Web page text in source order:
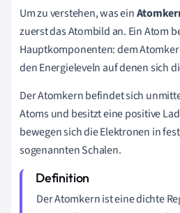
Um zu verstehen, was ein
zuerst das Atombild an. Ein Atom
Hauptkomponenten: dem
den Energieleveln auf denen sich
Der Atomkern befindet sich
Atoms und besitzt eine positive
bewegen sich die Elektronen in
sogenannten Schalen.
Der Atomkern ist eine dichte